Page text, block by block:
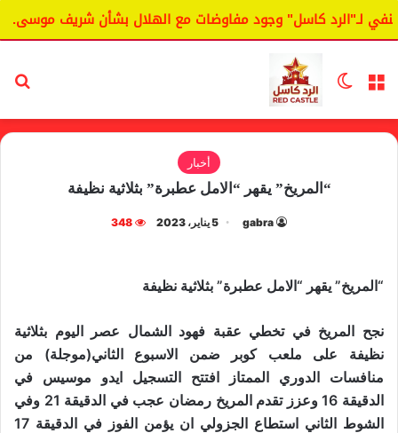
لـ"الرد كاسل" وجود مفاوضات مع الهلال بشأن شريف موسى.
القائمة الوضع المظلم
أخبار
“المريخ” يقهر “الامل عطبرة” بثلاثية نظيفة
gabra 5 يناير، 2023 348
“المريخ” يقهر “الامل عطبرة” بثلاثية نظيفة
نجح المريخ في تخطي عقبة فهود الشمال عصر اليوم بثلاثية
نظيفة على ملعب كوبر ضمن الاسبوع الثاني(موجلة) من
منافسات الدوري الممتاز افتتح التسجيل ايدو موسيس في
الدقيقة 16 وعزز تقدم المريخ رمضان عجب في الدقيقة 21 وفي
الشوط الثاني استطاع الجزولي ان يؤمن الفوز في الدقيقة 17